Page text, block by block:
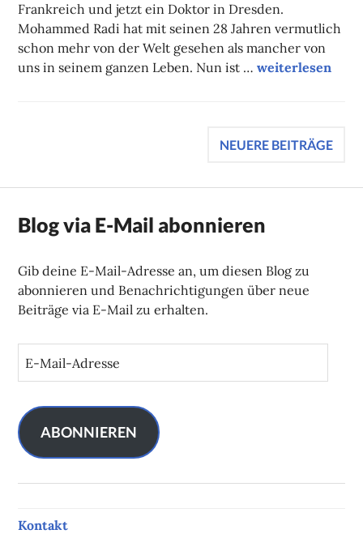
Frankreich und jetzt ein Doktor in Dresden.
Mohammed Radi hat mit seinen 28 Jahren vermutlich
schon mehr von der Welt gesehen als mancher von
uns in seinem ganzen Leben. Nun ist …Ein
weiterlesen
Beitragsnavigation
NEUERE BEITRÄGE
Blog via E-Mail abonnieren
Gib deine E-Mail-Adresse an, um diesen Blog zu
abonnieren und Benachrichtigungen über neue
Beiträge via E-Mail zu erhalten.
a
i
l
A
r
ABONNIEREN
Kontakt